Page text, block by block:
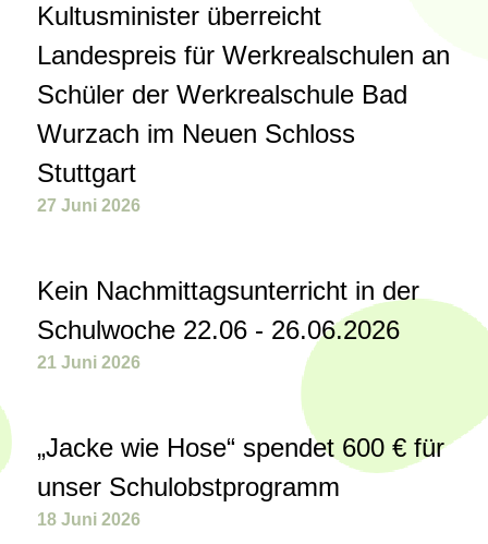
Kultusminister überreicht
Landespreis für Werkrealschulen an
Schüler der Werkrealschule Bad
Wurzach im Neuen Schloss
Stuttgart
27 Juni 2026
Kein Nachmittagsunterricht in der
Schulwoche 22.06 - 26.06.2026
21 Juni 2026
„Jacke wie Hose“ spendet 600 € für
unser Schulobstprogramm
18 Juni 2026